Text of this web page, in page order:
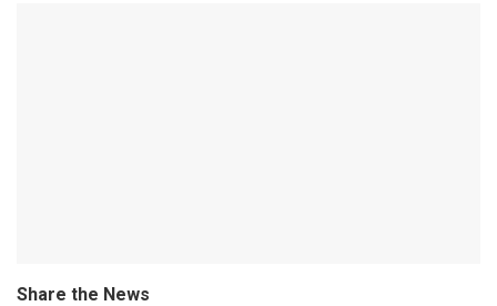
Share the News